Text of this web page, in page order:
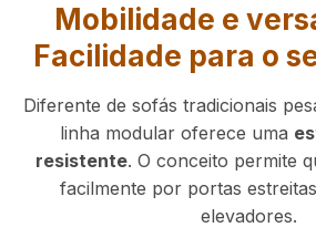
Mobilidade e
Facilidade para o
Diferente de sofás tradicionais
linha modular oferece uma
resistente. O conceito permite
facilmente por portas
elevadores.